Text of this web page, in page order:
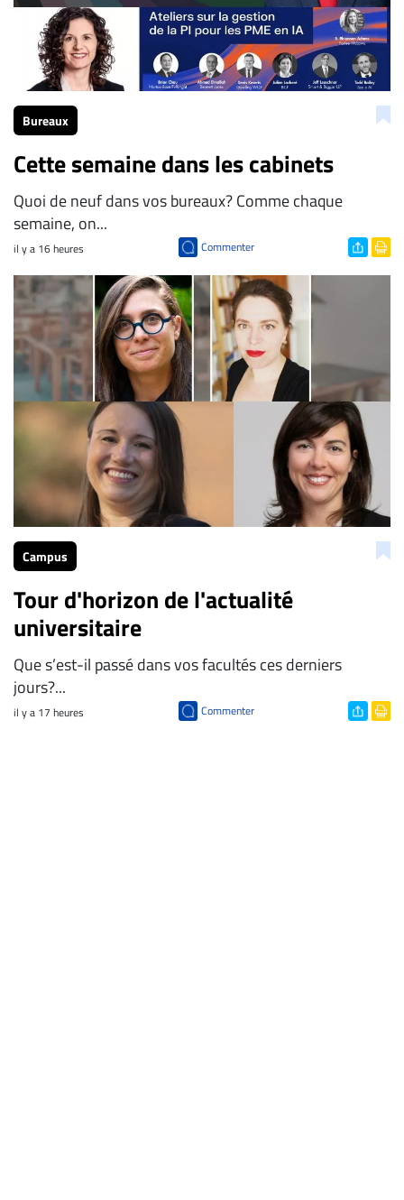
Bureaux
Cette semaine dans les cabinets
Quoi de neuf dans vos bureaux? Comme chaque
semaine, on...
il y a 16 heures Commenter
Campus
Tour d'horizon de l'actualité
universitaire
Que s’est-il passé dans vos facultés ces derniers
jours?...
il y a 17 heures Commenter